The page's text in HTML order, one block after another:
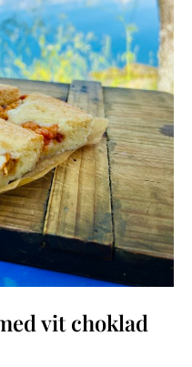
vit choklad